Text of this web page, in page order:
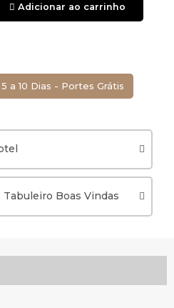
Adicionar ao carrinho
a 10 Dias - Portes Grátis
Tabuleiro Boas Vindas